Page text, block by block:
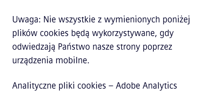
Uwaga: Nie wszystkie z wymienionych poniżej
plików cookies będą wykorzystywane, gdy
odwiedzają Państwo nasze strony poprzez
urządzenia mobilne.
Analityczne pliki cookies – Adobe Analytics